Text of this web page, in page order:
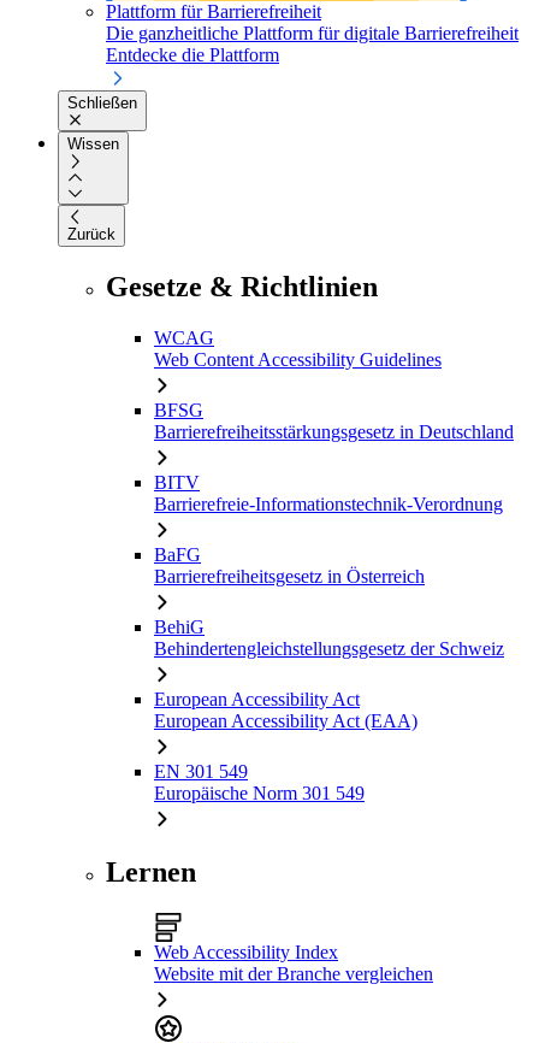
Plattform für Barrierefreiheit
Die ganzheitliche Plattform für digitale Barrierefreiheit
Entdecke die Plattform
Schließen
Wissen
Zurück
Gesetze & Richtlinien
WCAG
Web Content Accessibility Guidelines
BFSG
Barrierefreiheitsstärkungsgesetz in Deutschland
BITV
Barrierefreie-Informationstechnik-Verordnung
BaFG
Barrierefreiheitsgesetz in Österreich
BehiG
Behindertengleichstellungsgesetz der Schweiz
European Accessibility Act
European Accessibility Act (EAA)
EN 301 549
Europäische Norm 301 549
Lernen
Web Accessibility Index
Website mit der Branche vergleichen